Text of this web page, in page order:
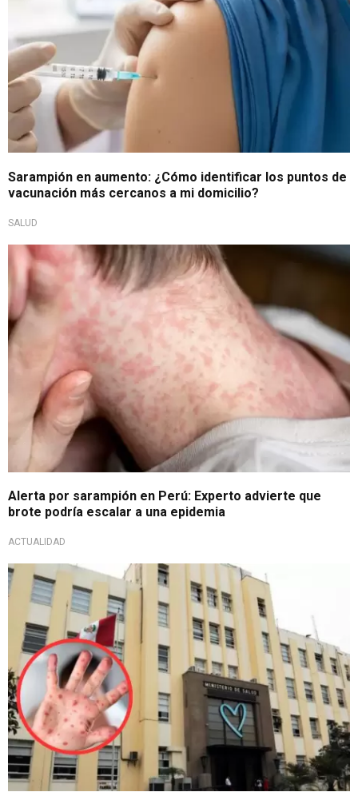
Sarampión en aumento: ¿Cómo identificar los puntos de
vacunación más cercanos a mi domicilio?
SALUD
Alerta sanitaria
Alerta por sarampión en Perú: Experto advierte que
brote podría escalar a una epidemia
ACTUALIDAD
Vía decreto supremo